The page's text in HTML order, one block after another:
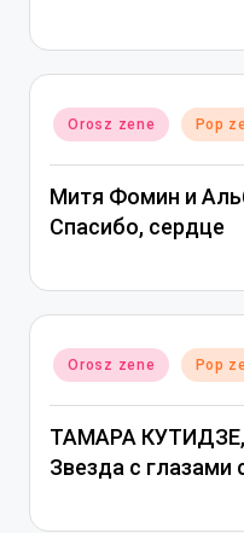
Posted
in
Orosz zene Pop
Митя Фомин и
Спасибо, сердце
Posted
in
Orosz zene Pop
ТАМАРА
Звезда с глазами